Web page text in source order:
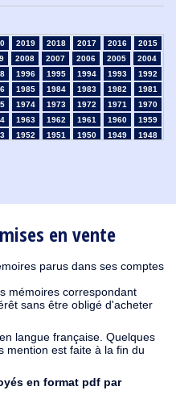
en vente
parus dans ses comptes
mémoires correspondant
sans être obligé d'acheter
langue française. Quelques
mention est faite à la fin du
en format pdf par
2019 2018 2017 2016
2015
2008 2007 2006 2005
2004
1996 1995 1994 1993
1992
1985 1984 1983 1982
1981
1974 1973 1972 1971
1970
1963 1962 1961 1960
1959
1952 1951 1950 1949
1948